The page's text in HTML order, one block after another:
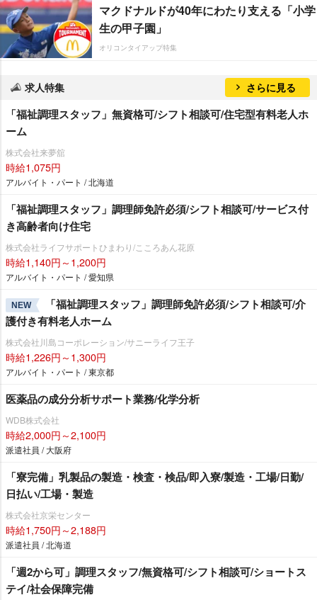
マクドナルドが40年にわたり支える「小学
生の甲子園」
オリコンタイアップ特集
求人特集 さらに見る
「福祉調理スタッフ」無資格可/シフト相談可/住宅型有料老人ホ
ーム
株式会社来夢舘
時給1,075円
アルバイト・パート / 北海道
「福祉調理スタッフ」調理師免許必須/シフト相談可/サービス付
き高齢者向け住宅
株式会社ライフサポートひまわり/こころあん花原
時給1,140円～1,200円
アルバイト・パート / 愛知県
NEW
「福祉調理スタッフ」調理師免許必須/シフト相談可/介
護付き有料老人ホーム
株式会社川島コーポレーション/サニーライフ王子
時給1,226円～1,300円
アルバイト・パート / 東京都
医薬品の成分分析サポート業務/化学分析
WDB株式会社
時給2,000円～2,100円
派遣社員 / 大阪府
「寮完備」乳製品の製造・検査・検品/即入寮/製造・工場/日勤/
日払い/工場・製造
株式会社京栄センター
時給1,750円～2,188円
派遣社員 / 北海道
「週2から可」調理スタッフ/無資格可/シフト相談可/ショートス
テイ/社会保障完備